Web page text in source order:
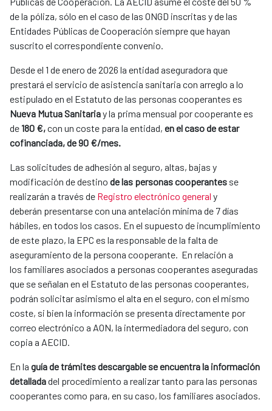
de la póliza, sólo en el caso de las ONGD inscritas y de las
Entidades Públicas de Cooperación siempre que hayan
suscrito el correspondiente convenio.
Desde el 1 de enero de 2026 la entidad aseguradora que
prestará el servicio de asistencia sanitaria con arreglo a lo
estipulado en el Estatuto de las personas cooperantes es
Nueva Mutua Sanitariay la prima mensual por cooperante es
de 180 €,con un coste para la entidad, en el caso de estar
cofinanciada, de 90 €/mes.
Las solicitudes de adhesión al seguro, altas, bajas y
modificación de destino de las personas cooperantes se
realizarán a través de Registro electrónico general y
deberán presentarse con una antelación mínima de 7 días
hábiles, en todos los casos. En el supuesto de incumplimiento
de este plazo, la EPC es la responsable de la falta de
aseguramiento de la persona cooperante. En relación a
los familiares asociados a personas cooperantes aseguradas
que se señalan en el Estatuto de las personas cooperantes,
podrán solicitar asimismo el alta en el seguro, con el mismo
coste, si bien la información se presenta directamente por
correo electrónico a AON, la intermediadora del seguro, con
copia a AECID.
En la guía de trámites descargable se encuentra la información
detalladadel procedimiento a realizar tanto para las personas
cooperantes como para, en su caso, los familiares asociados.